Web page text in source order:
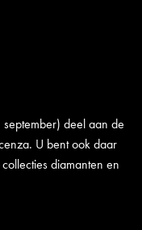
deel aan de
U bent ook daar
diamanten en